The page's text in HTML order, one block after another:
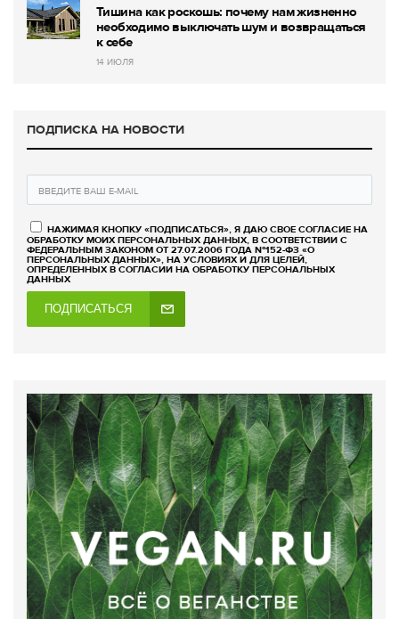
Тишина как роскошь: почему нам жизненно
необходимо выключать шум и возвращаться
к себе
14 ИЮЛЯ
ПОДПИСКА НА НОВОСТИ
НАЖИМАЯ КНОПКУ «ПОДПИСАТЬСЯ», Я ДАЮ СВОЕ СОГЛАСИЕ НА
ОБРАБОТКУ МОИХ ПЕРСОНАЛЬНЫХ ДАННЫХ, В СООТВЕТСТВИИ С
ФЕДЕРАЛЬНЫМ ЗАКОНОМ ОТ 27.07.2006 ГОДА №152-ФЗ «О
ПЕРСОНАЛЬНЫХ ДАННЫХ», НА УСЛОВИЯХ И ДЛЯ ЦЕЛЕЙ,
ОПРЕДЕЛЕННЫХ В СОГЛАСИИ НА ОБРАБОТКУ ПЕРСОНАЛЬНЫХ
ДАННЫХ
ПОДПИСАТЬСЯ